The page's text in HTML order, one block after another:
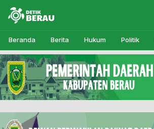
Detikberau.com
Media Diskusi Rakyat
Beranda Berita Hukum Politik